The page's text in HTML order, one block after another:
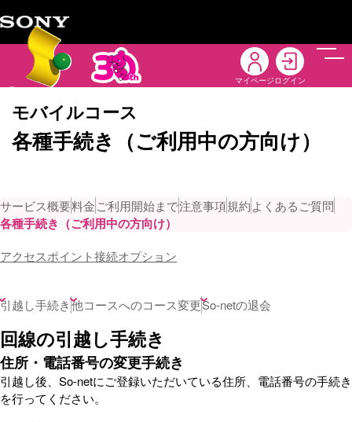
マイページ ログイン
メニ
モバイルコース
各種手続き（ご利用中の方向け）
サービス概要料金ご利用開始まで注意事項規約よくあるご質問
各種手続き（ご利用中の方向け）
アクセスポイント接続オプション
引越し手続き他コースへのコース変更So-netの退会
回線の引越し手続き
住所・電話番号の変更手続き
引越し後、So-netにご登録いただいている住所、電話番号の手続き
を行ってください。